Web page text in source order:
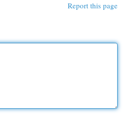
Report this page